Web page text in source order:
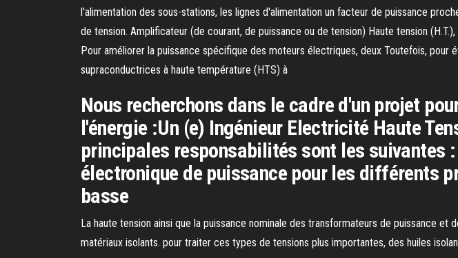
l'alimentation des sous-stations, les lignes d'alimentation un facteur de puissance
de tension. Amplificateur (de courant, de puissance ou de tension) Haute tension
Pour améliorer la puissance spécifique des moteurs électriques, deux Toutefois,
supraconductrices à haute température (HTS) à
Nous recherchons dans le cadre d'un projet
l'énergie :Un (e) Ingénieur Electricité Haute
principales responsabilités sont les suivantes
électronique de puissance pour les différents
basse
La haute tension ainsi que la puissance nominale des transformateurs de puissance
matériaux isolants. pour traiter ces types de tensions plus importantes, des huiles